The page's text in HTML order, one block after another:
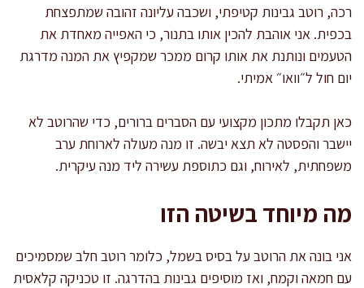
רכה, רוטב גבינות קטיפתי, ושכבה עליונה זהובה שמתפצחת
בכפית. אני אוהבת להכין אותו בתנור, כי האפייה מאחדת את
הטעמים ונותנת את אותו קרום ממכר שמקפיץ את המנה מדרגת
יום חול ל״וואו״ אמיתי.
כאן תקבלו מתכון מקצועי עם הסברים ברורים, כדי שהרוטב לא
יישבר והפסטה לא תצא יבשה. זו מנה מעולה לארוחת ערב
משפחתית, לאירוח, וגם כתוספת עשירה ליד מנה עיקרית.
מה מיוחד בשיטה הזו
אני בונה את הרוטב על בסיס בשמל, כלומר רוטב חלב שמסמיכים
עם חמאה וקמח, ואז מוסיפים גבינות בהדרגה. זו טכניקה קלאסית